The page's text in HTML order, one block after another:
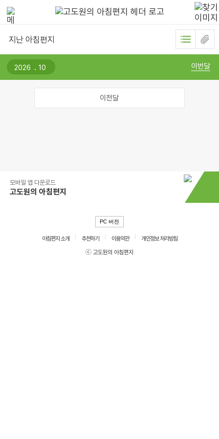
지난 아침편지
. 이번달
이전달
모바일 앱 다운로드
고도원의 아침편지
PC 버전
아침편지 소개 추천하기 이용약관
개인정보 처리방침
ⓒ 고도원의 아침편지